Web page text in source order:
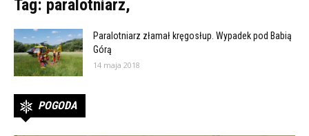
Tag: paralotniarz,
Paralotniarz złamał kręgosłup. Wypadek pod Babią
Górą
14 maja 2018
POGODA